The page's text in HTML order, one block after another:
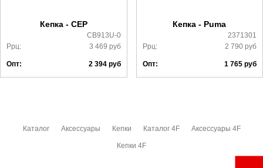
Кепка - CEP
CB913U-0
Ррц:
3 469 руб
Опт: 2 394руб
Кепка - Puma
2371301
Ррц:
2 790 руб
Опт: 1 765 руб
Каталог Аксессуары Кепки Каталог 4F Аксессуары 4F
Кепки 4F